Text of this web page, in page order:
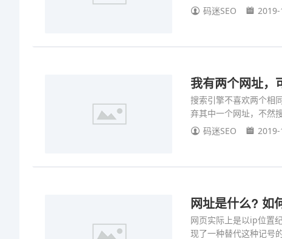
码迷SEO
我有两个网址，
搜索引擎不喜欢两个相
弃其中一个网址，不然
码迷SEO
2019-
网址是什么? 如
网页实际上是以ip位置
现了一种替代这种记号